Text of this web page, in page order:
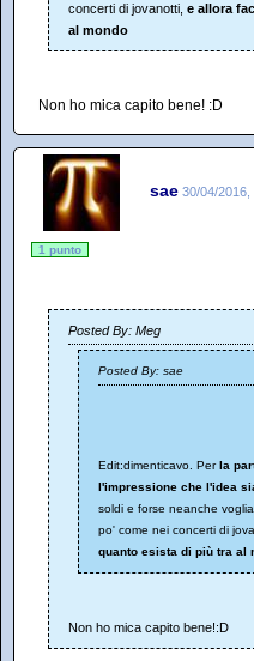
concerti di jovanotti, e allora
al mondo
Non ho mica capito bene! :D
sae 30/04/2016,
1 punto
Posted By: Meg
Posted By: sae
Edit:dimenticavo. Perla
l'impressione che l'idea
soldi e forse neanche
po' come nei concerti di
quanto esista di più tra al
Non ho mica capito bene!:D